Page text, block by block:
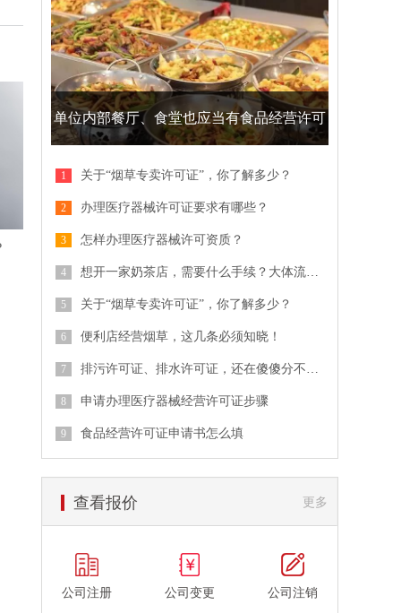
单位内部餐厅、食堂也应当有食品经营许可
证
关于“烟草专卖许可证”，你了解多少？
办理医疗器械许可证要求有哪些？
怎样办理医疗器械许可资质？
想开一家奶茶店，需要什么手续？大体流程是什么？
关于“烟草专卖许可证”，你了解多少？
便利店经营烟草，这几条必须知晓！
排污许可证、排水许可证，还在傻傻分不清？
申请办理医疗器械经营许可证步骤
食品经营许可证申请书怎么填
查看报价 更多
公司注册 公司变更 公司注销